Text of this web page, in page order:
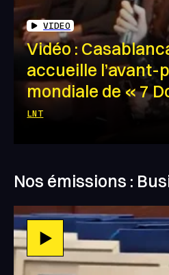
VIDEO
Vidéo :
accueille l’avant-
mondiale de « 7
LNT
Nos émissions :